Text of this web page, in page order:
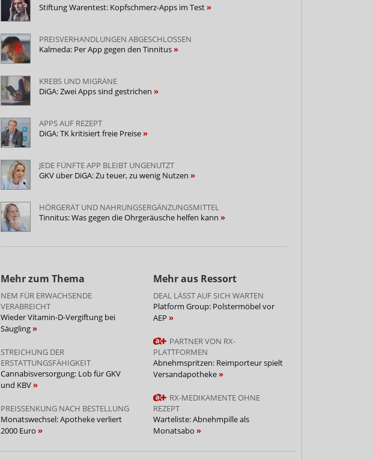
Stiftung Warentest: Kopfschmerz-Apps im Test
PREISVERHANDLUNGEN ABGESCHLOSSEN
Kalmeda: Per App gegen den Tinnitus
KREBS UND MIGRÄNE
DiGA: Zwei Apps sind gestrichen
APPS AUF REZEPT
DiGA: TK kritisiert freie Preise
JEDE FÜNFTE APP BLEIBT UNGENUTZT
GKV über DiGA: Zu teuer, zu wenig Nutzen
HÖRGERÄT UND NAHRUNGSERGÄNZUNGSMITTEL
Tinnitus: Was gegen die Ohrgeräusche helfen kann
Mehr zum Thema
NEM FÜR ERWACHSENDE
VERABREICHT
Wieder Vitamin-D-Vergiftung bei
Säugling
STREICHUNG DER
ERSTATTUNGSFÄHIGKEIT
Cannabisversorgung: Lob für GKV
und KBV
PREISSENKUNG NACH BESTELLUNG
Monatswechsel: Apotheke verliert
2000 Euro
Mehr aus Ressort
DEAL LÄSST AUF SICH WARTEN
Platform Group: Polstermöbel vor
AEP
PARTNER VON RX-
PLATTFORMEN
Abnehmspritzen: Reimporteur spielt
Versandapotheke
RX-MEDIKAMENTE OHNE
REZEPT
Warteliste: Abnehmpille als
Monatsabo